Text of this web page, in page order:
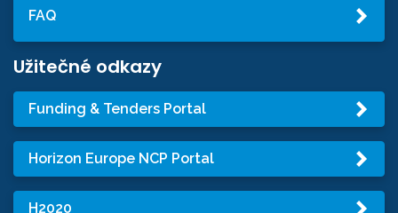
FAQ
Užitečné odkazy
Funding & Tenders Portal
Horizon Europe NCP Portal
H2020